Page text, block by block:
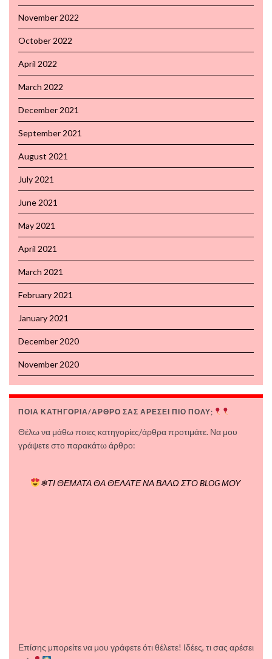
November 2022
October 2022
April 2022
March 2022
December 2021
September 2021
August 2021
July 2021
June 2021
May 2021
April 2021
March 2021
February 2021
January 2021
December 2020
November 2020
ΠΟΙΑ ΚΑΤΗΓΟΡΙΑ/ΑΡΘΡΟ ΣΑΣ ΑΡΕΣΕΙ ΠΙΟ ΠΟΛΥ;
Θέλω να μάθω ποιες κατηγορίες/άρθρα προτιμάτε. Να μου
γράψετε στο παρακάτω άρθρο:
❄ΤΙ ΘΕΜΑΤΑ ΘΑ ΘΕΛΑΤΕ ΝΑ ΒΑΛΩ ΣΤΟ BLOG ΜΟΥ
Επίσης μπορείτε να μου γράφετε ότι θέλετε! Ιδέες, τι σας αρέσει